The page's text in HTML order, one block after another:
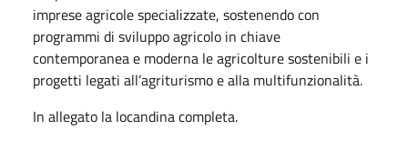
imprese agricole specializzate, sostenendo con
programmi di sviluppo agricolo in chiave
contemporanea e moderna le agricolture sostenibili e i
progetti legati all’agriturismo e alla multifunzionalità.
In allegato la locandina completa.